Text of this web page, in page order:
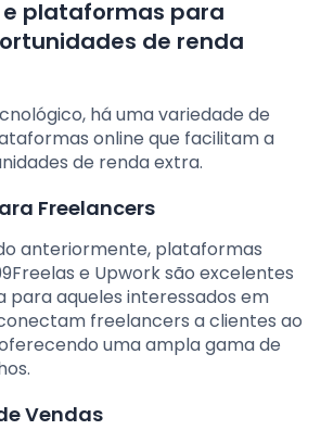
plataformas para
de renda
há uma variedade de
online que facilitam a
de renda extra.
Freelancers
anteriormente, plataformas
e Upwork são excelentes
para aqueles interessados em
freelancers a clientes ao
uma ampla gama de
Vendas